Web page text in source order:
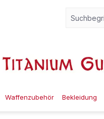
Waffenzubehör Bekleidung